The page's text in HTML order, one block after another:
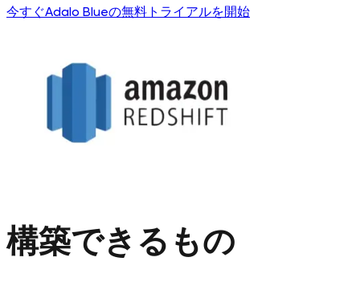
今すぐAdalo Blueの無料トライアルを開始
構築できるもの